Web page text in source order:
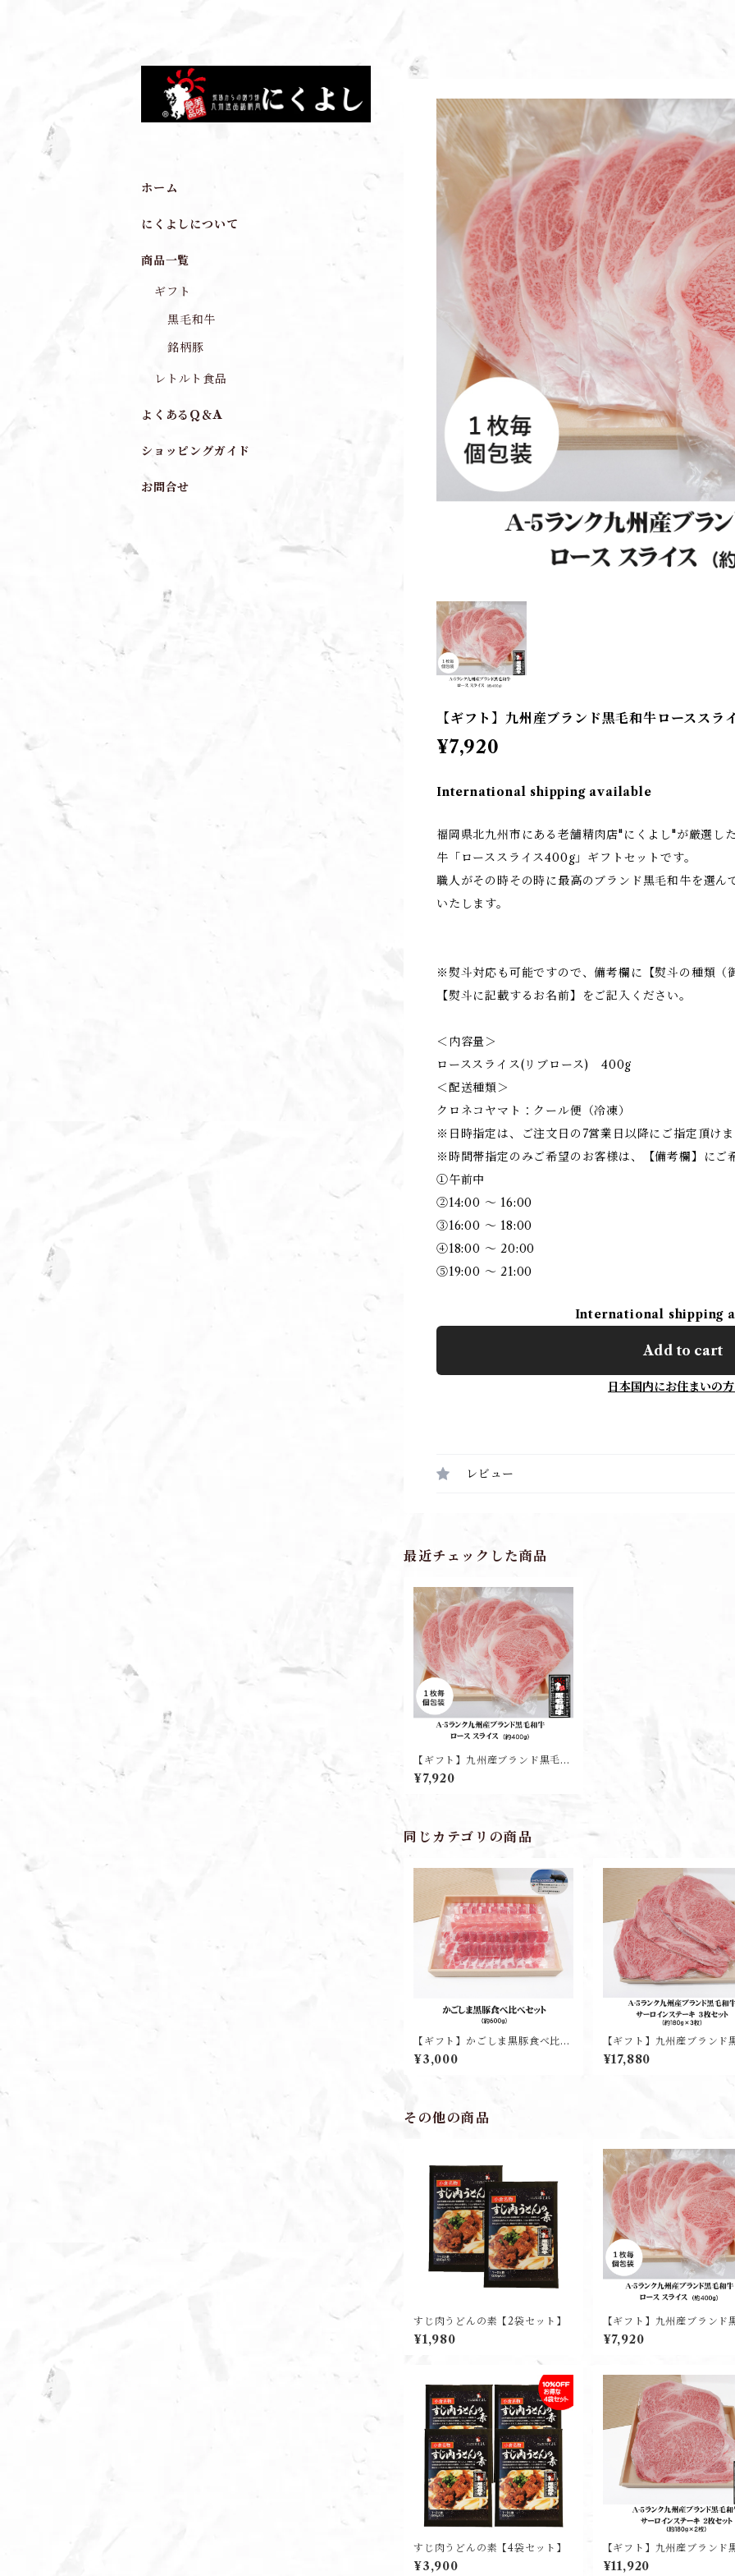
【ギフト】九州産ブランド黒毛和牛ロースス
¥7,920
International shipping available
福岡県北九州市にある老舗精肉店"にくよし"が厳選し
牛「ローススライス400g」ギフトセットです。
職人がその時その時に最高のブランド黒毛和牛を選ん
いたします。
※熨斗対応も可能ですので、備考欄に【熨斗の種類（
【熨斗に記載するお名前】をご記入ください。
＜内容量＞
ローススライス(リブロース) 400g
＜配送種類＞
クロネコヤマト：クール便（冷凍）
※日時指定は、ご注文日の7営業日以降にご指定頂け
※時間帯指定のみご希望のお客様は、【備考欄】にご
①午前中
②14:00 ～ 16:00
③16:00 ～ 18:00
④18:00 ～ 20:00
⑤19:00 ～ 21:00
International shipping
Add to cart
日本国内にお住まいの
レビュー
最近チェックした商品
【ギフト】九州産ブランド黒毛和
牛ローススライス(約400g)
¥7,920
同じカテゴリの商品
【ギフト】かごしま黒豚食べ比べ
セット(約600g)
¥3,000
【ギフト】九州産ブランド
牛サーロインステーキ(3枚
¥17,880
その他の商品
すじ肉うどんの素【2袋セット】
¥1,980
【ギフト】九州産ブランド
牛ローススライス(約400g)
¥7,920
すじ肉うどんの素【4袋セット】
¥3,900
【ギフト】九州産ブランド
牛サーロインステーキ(2枚
¥11,920
ホーム
にくよしについて
商品一覧
ギフト
黒毛和牛
銘柄豚
レトルト食品
よくあるQ＆A
ショッピングガイド
お問合せ